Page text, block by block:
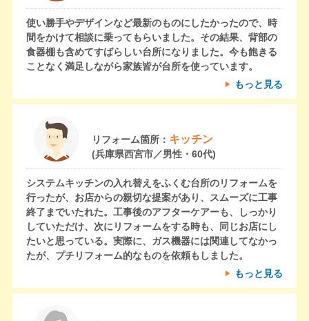
使い勝手やデザインなど最新のものにしたかったので、時
間をかけて相談に乗ってもらいました。その結果、背部の
食器棚も含めてすばらしい台所になりました。今も飽きる
ことなく満足しながら家族皆が台所を使っています。
もっと見る
リフォーム箇所： キッチン
(兵庫県西宮市／男性・60代)
システムキッチンの入れ替えをふくむ台所のリフォームを
行ったが、お店からの親切な提案があり、スムーズに工事
終了までいたれた。工事後のアフターケアーも、しっかり
していただけ、次にリフォームをする時も、同じお店にし
たいと思っている。実際に、ガス機器には関連してなかっ
たが、プチリフォーム的なものを依頼もしました。
もっと見る